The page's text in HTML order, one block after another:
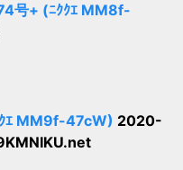
号+ (ﾆｸｸｴ MM8f-
ｴ MM9f-47cW) 2020-